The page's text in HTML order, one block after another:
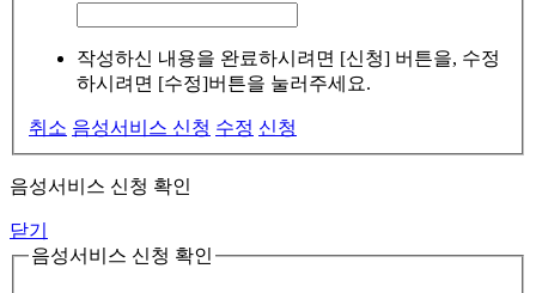
작성하신 내용을 완료하시려면 [신청] 버튼을, 수정
하시려면 [수정]버튼을 눌러주세요.
취소 음성서비스 신청 수정 신청
음성서비스 신청 확인
닫기
음성서비스 신청 확인